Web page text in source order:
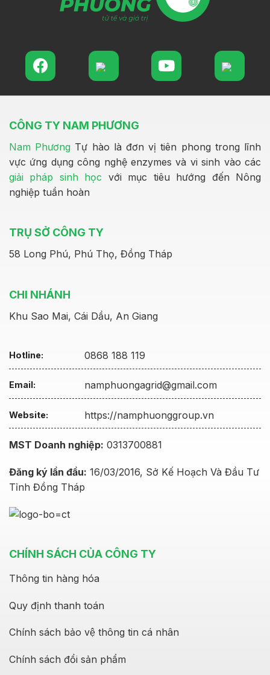
CÔNG TY NAM PHƯƠNG
Nam Phương Tự hào là đơn vị tiên phong trong lĩnh
vực ứng dụng công nghệ enzymes và vi sinh vào các
giải pháp sinh học với mục tiêu hướng đến Nông
nghiệp tuần hoàn
TRỤ SỞ CÔNG TY
58 Long Phú, Phú Thọ, Đồng Tháp
CHI NHÁNH
Khu Sao Mai, Cái Dầu, An Giang
Hotline: 0868 188 119
Email: namphuongagrid@gmail.com
Website: https://namphuonggroup.vn
MST Doanh nghiệp: 0313700881
Đăng ký lần đầu: 16/03/2016, Sở Kế Hoạch Và Đầu Tư
Tỉnh Đồng Tháp
CHÍNH SÁCH CỦA CÔNG TY
Thông tin hàng hóa
Quy định thanh toán
Chính sách bảo vệ thông tin cá nhân
Chính sách đổi sản phẩm